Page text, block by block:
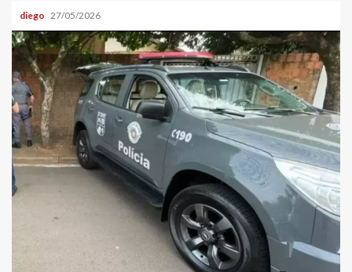
diego 27/05/2026